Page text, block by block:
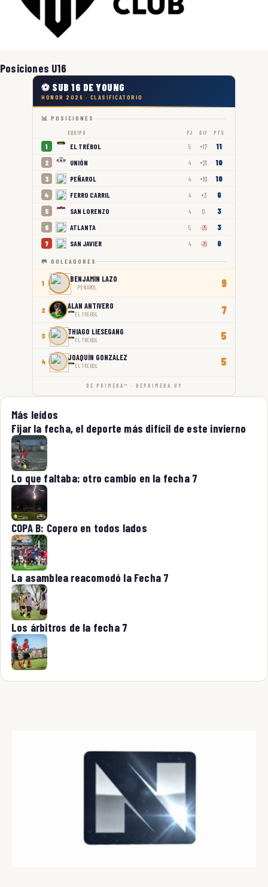
Posiciones U16
⚽ SUB 16 DE YOUNG
HONOR 2026 · CLASIFICATORIO
📊 POSICIONES
EQUIPO PJ DIF PTS
1 EL TRÉBOL 5 +17 11
2 UNIÓN 4 +21 10
3 PEÑAROL 4 +10 10
4 FERRO CARRIL 4 +3 6
5 SAN LORENZO 4 0 3
6 ATLANTA 5 -25 3
7 SAN JAVIER 4 -26 0
🥅 GOLEADORES
1 BENJAMÍN LAZO
PEÑAROL 9
2 ALAN ANTIVERO
EL TRÉBOL 7
3 THIAGO LIESEGANG
EL TRÉBOL 5
4 JOAQUÍN GONZÁLEZ
EL TRÉBOL 5
DE PRIMERA™ · DEPRIMERA.UY
Más leídos
Fijar la fecha, el deporte más difícil de este invierno
Lo que faltaba: otro cambio en la fecha 7
COPA B: Copero en todos lados
La asamblea reacomodó la Fecha 7
Los árbitros de la fecha 7